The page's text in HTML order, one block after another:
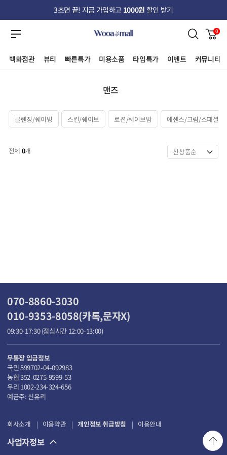
3초면 끝! 지금 가입하고 1000원 할인 받기
백화점관 뷰티 빠른특가 미용소품 타임특가 이벤트 커뮤니티
0
맨즈
클렌징/쉐이빙 스킨/쉐이브 로션/쉐이브밤 에센스/크림/스페셜케
전체 0개
회사소개 이용약관 개인정보 취급방침 이용안내
사업자정보
070-8860-3030
010-9353-8058(카톡,문자X)
09:30-17:30 (점심시간 12:00-13:00)
무통장 입금정보
국민 599702-04-092983
농협 352-0275-9599-53
우리 1002-234-324-656
예금주: 신유리